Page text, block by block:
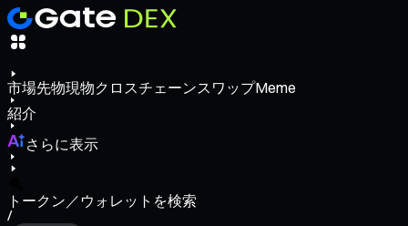
市場先物現物クロスチェーンスワップMeme
紹介
さらに表示
トークン／ウォレットを検索
/